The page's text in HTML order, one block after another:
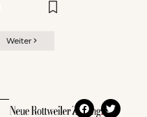
Weiter